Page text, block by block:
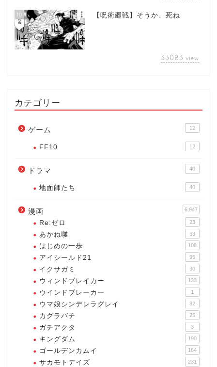
10 【呪術廻戦】そうか、死ね
33083 view
カテゴリー
ゲーム 12
FF10 12
ドラマ 40
地面師たち 40
漫画 6,947
Re:ゼロ 23
あかね囃 33
はじめの一歩 108
アイシールド21 95
イクサガミ 30
ウィンドブレイカー 133
ウインドブレーカー 1
ウマ娘シンデレラグレイ 82
カグラバチ 25
ガチアクタ 3
キングダム 190
ゴールデンカムイ 164
サカモトデイズ 231